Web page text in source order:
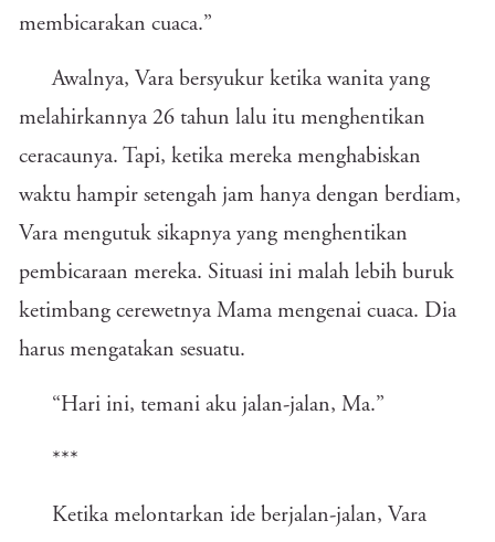
membicarakan cuaca.”
Awalnya, Vara bersyukur ketika wanita yang
melahirkannya 26 tahun lalu itu menghentikan
ceracaunya. Tapi, ketika mereka menghabiskan
waktu hampir setengah jam hanya dengan berdiam,
Vara mengutuk sikapnya yang menghentikan
pembicaraan mereka. Situasi ini malah lebih buruk
ketimbang cerewetnya Mama mengenai cuaca. Dia
harus mengatakan sesuatu.
“Hari ini, temani aku jalan-jalan, Ma.”
***
Ketika melontarkan ide berjalan-jalan, Vara